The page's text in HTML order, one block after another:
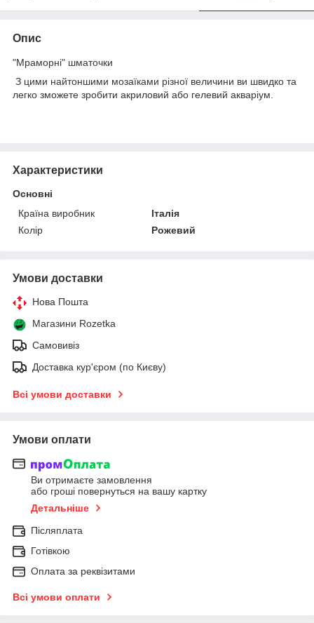
Опис
"Мраморні" шматочки
З цими найтоншими мозаїками різної величини ви швидко та
легко зможете зробити акриловий або гелевий акваріум.
Характеристики
Основні
Країна виробник
Італія
Колір
Рожевий
Умови доставки
Нова Пошта
Магазини Rozetka
Самовивіз
Доставка кур'єром (по Києву)
Всі умови доставки
Умови оплати
Ви отримаєте замовлення
або гроші повернуться на вашу картку
Детальніше
Післяплата
Готівкою
Оплата за реквізитами
Всі умови оплати